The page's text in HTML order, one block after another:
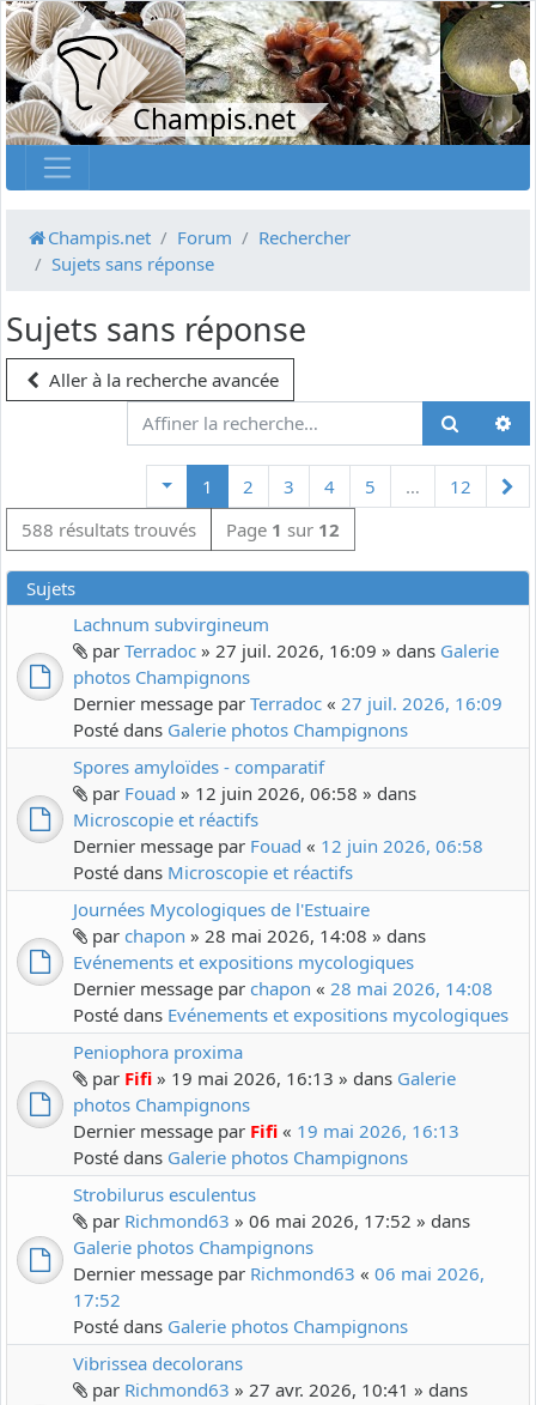
Champis.net
Champis.net Forum
Rechercher
Sujets sans réponse
Sujets sans réponse
Aller à la recherche avancée
1 2 3 4 5 … 12
588 résultats trouvés
Page 1 sur 12
Sujets
Lachnum subvirgineum
par Terradoc » 27 juil. 2026, 16:09 » dans Galerie
photos Champignons
Dernier message par Terradoc « 27 juil. 2026, 16:09
Posté dans Galerie photos Champignons
Spores amyloïdes - comparatif
par Fouad » 12 juin 2026, 06:58 » dans
Microscopie et réactifs
Dernier message par Fouad « 12 juin 2026, 06:58
Posté dans Microscopie et réactifs
Journées Mycologiques de l'Estuaire
par chapon » 28 mai 2026, 14:08 » dans
Evénements et expositions mycologiques
Dernier message par chapon « 28 mai 2026, 14:08
Posté dans Evénements et expositions mycologiques
Peniophora proxima
par Fifi » 19 mai 2026, 16:13 » dans Galerie
photos Champignons
Dernier message par Fifi « 19 mai 2026, 16:13
Posté dans Galerie photos Champignons
Strobilurus esculentus
par Richmond63 » 06 mai 2026, 17:52 » dans
Galerie photos Champignons
Dernier message par Richmond63 « 06 mai 2026,
17:52
Posté dans Galerie photos Champignons
Vibrissea decolorans
par Richmond63 » 27 avr. 2026, 10:41 » dans